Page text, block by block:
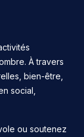
À travers
bien-être,
social,
ou soutenez